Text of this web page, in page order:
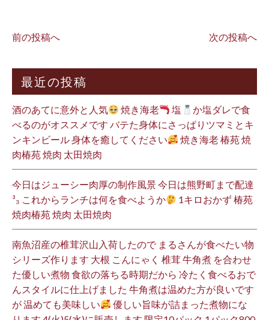
前の投稿へ 次の投稿へ
最近の投稿
酒のあてに意外と人気 焼き海老 塩
か塩ダレで食
べるのがオススメです バテた身体にさっぱりツマミとキ
ンキンビール 身体を癒してください
焼き海老 椿苑 焼
肉椿苑 焼肉 太田焼肉
今日はジューシー肉厚の制作風景 今日は熊野町まで配達
³₃ これからランチは何を食べようか
1キロおかず 椿苑
焼肉椿苑 焼肉 太田焼肉
南魚沼産の椎茸沢山入荷したので まるさんが食べたい物
シリーズ作ります 大根 こんにゃく 椎茸 牛角煮 を合わせ
た優しい煮物 食欲の落ちる時期だから 冷たく食べるおで
んスタイルに仕上げました 牛角煮は温めた方が良いです
が 温めても美味しい
優しい旨味が詰まった煮物にな